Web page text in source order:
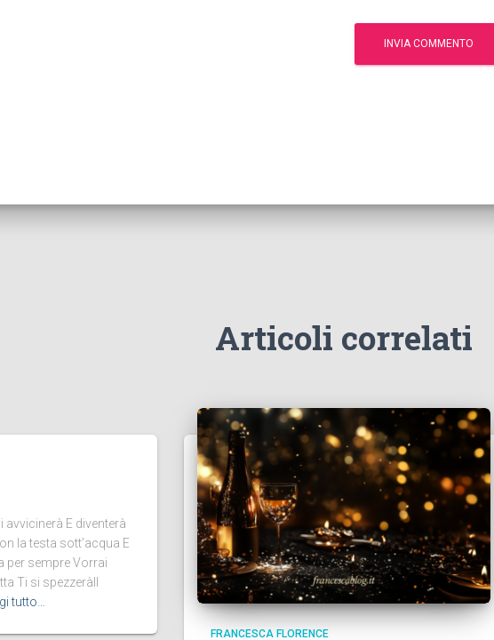
Articoli correlati
avvicinerà E diventerà
la testa sott’acqua E
per sempre Vorrai
Ti si spezzeràIl
tutto…
FRANCESCA FLORENCE